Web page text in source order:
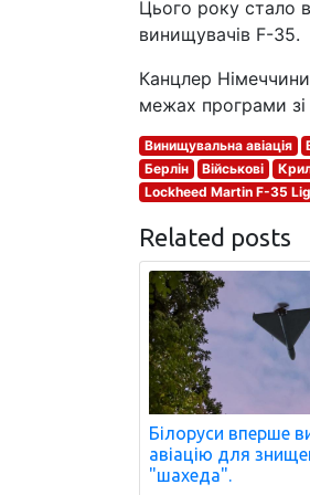
Цього року стало
винищувачів F-35.
Канцлер
межах програми зі
Винищувальна авіація
Берлін
Військові
Lockheed Martin F-35
Related posts
Білоруси вперше
авіацію для
"шахеда".